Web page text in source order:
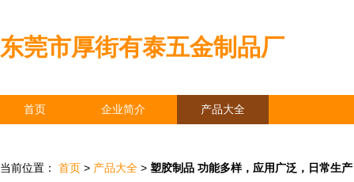
东莞市厚街有泰五金制品厂
首页 企业简介 产品大全
当前位置： 首页 > 产品大全 > 塑胶制品 功能多样，应用广泛，日常生产